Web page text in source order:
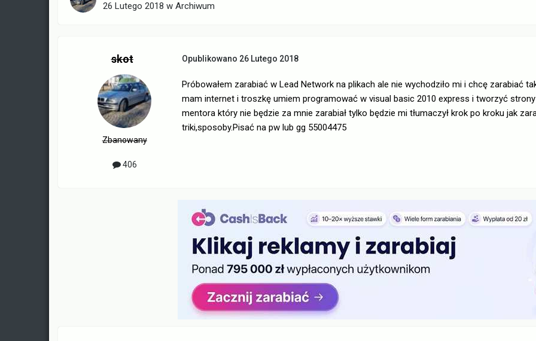
26 Lutego 2018 wArchiwum
skot
Zbanowany
406
Opublikowano 26 Lutego 2018
Próbowałem zarabiać w Lead Network na plikach ale nie wychodziło mi i chcę zarabiać
mam internet i troszkę umiem programować w visual basic 2010 express i tworzyć
mentora który nie będzie za mnie zarabiał tylko będzie mi tłumaczył krok po kroku jak
triki,sposoby.Pisać na pw lub gg 55004475